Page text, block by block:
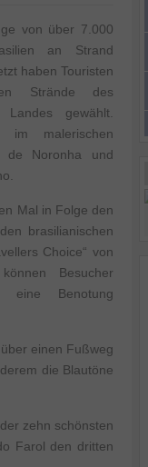
von über 7.000
an Strand
haben Touristen
Strände des
Landes gewählt.
malerischen
de Noronha und
Mal in Folge den
brasilianischen
Choice“ von
Besucher
eine Benotung
einen Fußweg
die Blautöne
zehn schönsten
Farol den dritten